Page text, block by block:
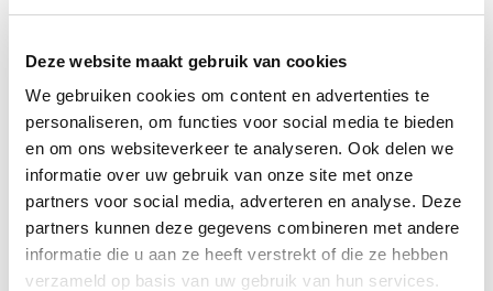
Deze website maakt gebruik van cookies
We gebruiken cookies om content en advertenties te
personaliseren, om functies voor social media te bieden
en om ons websiteverkeer te analyseren. Ook delen we
informatie over uw gebruik van onze site met onze
partners voor social media, adverteren en analyse. Deze
partners kunnen deze gegevens combineren met andere
informatie die u aan ze heeft verstrekt of die ze hebben
verzameld op basis van uw gebruik van hun services.
Snelle levering
Snel naar
Meer informatie
Meer informatie
Maatvoering koppeling 3/8"